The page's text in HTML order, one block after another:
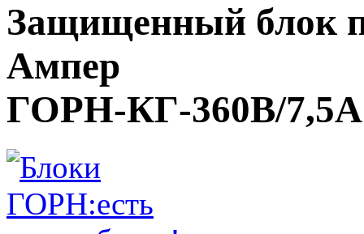
Защищенный блок
Ампер
ГОРН-КГ-360В/7,5А